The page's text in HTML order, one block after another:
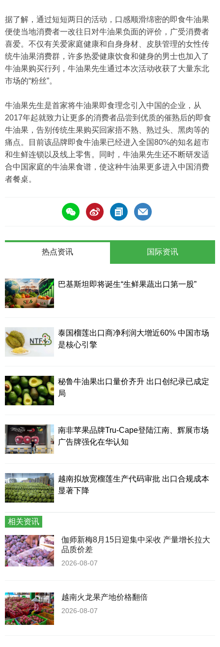
据了解，通过短短两日的活动，口感顺滑绵密的即食牛油果
便使当地消费者一改往日对牛油果负面的评价，广受消费者
喜爱。不仅有关爱家庭健康和自身身材、皮肤管理的女性传
统牛油果消费群，许多热爱健康饮食和健身的男士也加入了
牛油果购买行列，牛油果先生通过本次活动收获了大量东北
市场的“粉丝”。
牛油果先生是首家将牛油果即食理念引入中国的企业，从
2017年起就致力让更多的消费者品尝到优质的催熟后的即食
牛油果，告别传统生果购买回家捂不熟、熟过头、黑肉等的
痛点。目前该品牌即食牛油果已经进入全国80%的知名超市
和生鲜连锁以及线上零售。同时，牛油果先生还不断研发适
合中国家庭的牛油果食谱，使这种牛油果更多进入中国消费
者餐桌。
热点资讯
巴基斯坦即将诞生“生鲜果蔬出口第一股”
泰国榴莲出口商净利润大增近60% 中国市场
是核心引擎
秘鲁牛油果出口量价齐升 出口创纪录已成定
局
南非苹果品牌Tru-Cape登陆江南、辉展市场
广告牌强化在华认知
越南拟放宽榴莲生产代码审批 出口合规成本
显著下降
国际资讯
相关资讯
伽师新梅8月15日迎集中采收 产量增长拉大
品质价差
2026-08-07
越南火龙果产地价格翻倍
2026-08-07